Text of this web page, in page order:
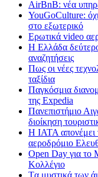
AirBnB: νέα
YouGoCulture:
στο εξωτερικό
Eρωτικά video
Η Ελλάδα
αναζητήσεις
Πως οι νέες
ταξίδια
Παγκόσμια
της Expedia
Πανεπιστήμιο
διοίκηση
Η IATA απονέμει
αεροδρόμιο
Open Day για το
Κολλέγιο
Tα μυστικά των